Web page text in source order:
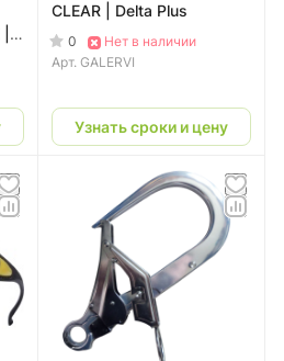
CLEAR | Delta Plus
0
Нет в наличии
Арт. GALERVI
Узнать сроки и цену